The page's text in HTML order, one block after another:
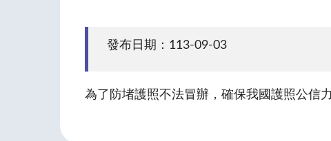
發布日期：113-09-03
為了防堵護照不法冒辦，確保我國護照公信